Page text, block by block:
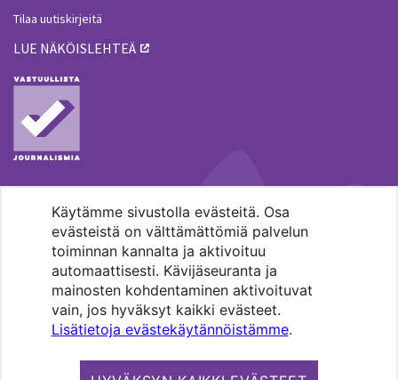
Käytämme sivustolla evästeitä. Osa
evästeistä on välttämättömiä palvelun
toiminnan kannalta ja aktivoituu
automaattisesti. Kävijäseuranta ja
mainosten kohdentaminen aktivoituvat
vain, jos hyväksyt kaikki evästeet.
Lisätietoja evästekäytännöistämme.
Tilaa uutiskirjeitä
LUE NÄKÖISLEHTEÄ
MENOHAKU
Pääkaupunkiseudun evankelis-
luterilaisten seurakuntien media.